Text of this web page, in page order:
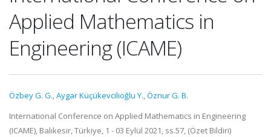
Applied Mathematics in
Engineering (ICAME)
Özbey G. G.,Aygar Küçükevcilioğlu Y.,Öznur G. B.
International Conference on Applied Mathematics in Engineering
(ICAME), Balıkesir, Türkiye, 1 - 03 Eylül 2021, ss.57, (Özet Bildiri)